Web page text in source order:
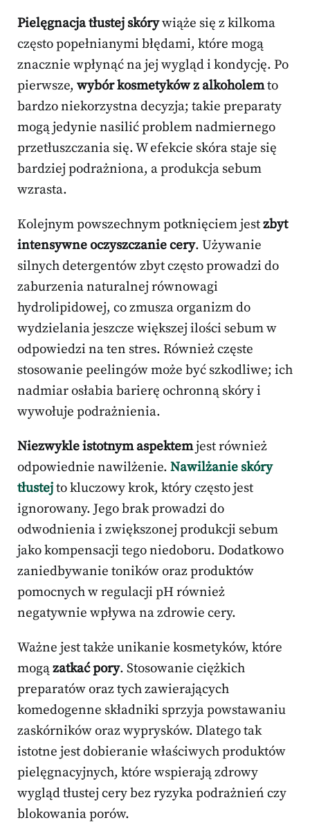
Pielęgnacja tłustej skórywiąże się z kilkoma
często popełnianymi błędami, które mogą
znacznie wpłynąć na jej wygląd i kondycję. Po
pierwsze, wybór kosmetyków z alkoholemto
bardzo niekorzystna decyzja; takie preparaty
mogą jedynie nasilić problem nadmiernego
przetłuszczania się. W efekcie skóra staje się
bardziej podrażniona, a produkcja sebum
wzrasta.
Kolejnym powszechnym potknięciem jestzbyt
intensywne oczyszczanie cery. Używanie
silnych detergentów zbyt często prowadzi do
zaburzenia naturalnej równowagi
hydrolipidowej, co zmusza organizm do
wydzielania jeszcze większej ilości sebum w
odpowiedzi na ten stres. Również częste
stosowanie peelingów może być szkodliwe; ich
nadmiar osłabia barierę ochronną skóry i
wywołuje podrażnienia.
Niezwykle istotnym aspektemjest również
odpowiednie nawilżenie. Nawilżanie skóry
tłustejto kluczowy krok, który często jest
ignorowany. Jego brak prowadzi do
odwodnienia i zwiększonej produkcji sebum
jako kompensacji tego niedoboru. Dodatkowo
zaniedbywanie toników oraz produktów
pomocnych w regulacji pH również
negatywnie wpływa na zdrowie cery.
Ważne jest także unikanie kosmetyków, które
mogązatkać pory. Stosowanie ciężkich
preparatów oraz tych zawierających
komedogenne składniki sprzyja powstawaniu
zaskórników oraz wyprysków. Dlatego tak
istotne jest dobieranie właściwych produktów
pielęgnacyjnych, które wspierają zdrowy
wygląd tłustej cery bez ryzyka podrażnień czy
blokowania porów.